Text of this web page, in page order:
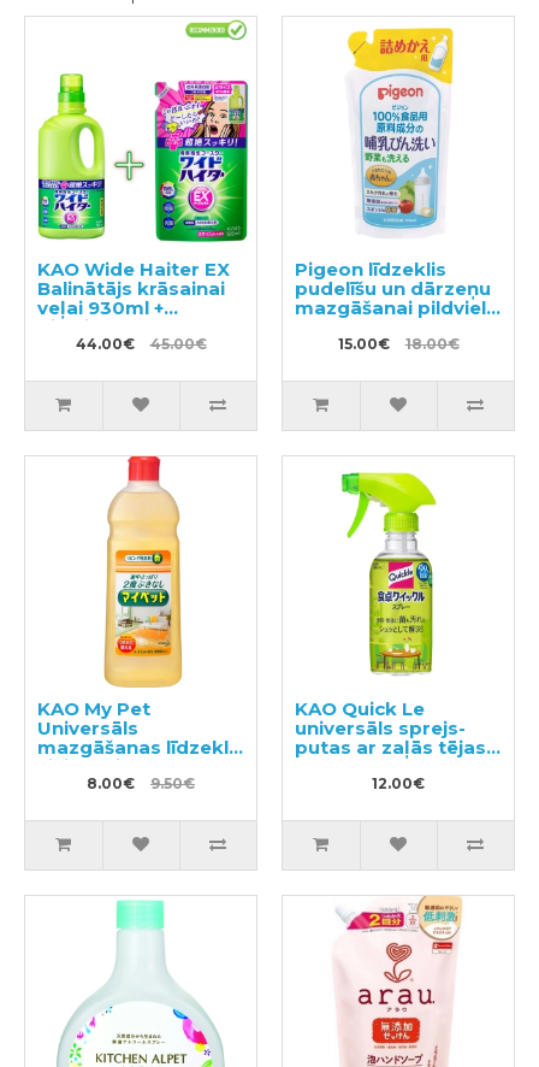
KAO Wide Haiter EX
Balinātājs krāsainai
veļai 930ml +
pildviela 820ml
44.00€ 45.00€
Pigeon līdzeklis
pudelīšu un dārzeņu
mazgāšanai pildviela
15.00€ 18.00€
KAO My Pet
Universāls
mazgāšanas līdzeklis
visiem virsmu
veidiem 500ml
8.00€ 9.50€
KAO Quick Le
universāls sprejs-
putas ar zaļās tējas
aromātu 300ml
12.00€